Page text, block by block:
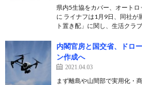
県内5生協をカバー、オート
に ライナフは1月9日、同社が
ト置き配」に関し、生活クラ
内閣官房と国交省、ドロ
ン作成へ
2021.04.03
まず離島や山間部で実用化・